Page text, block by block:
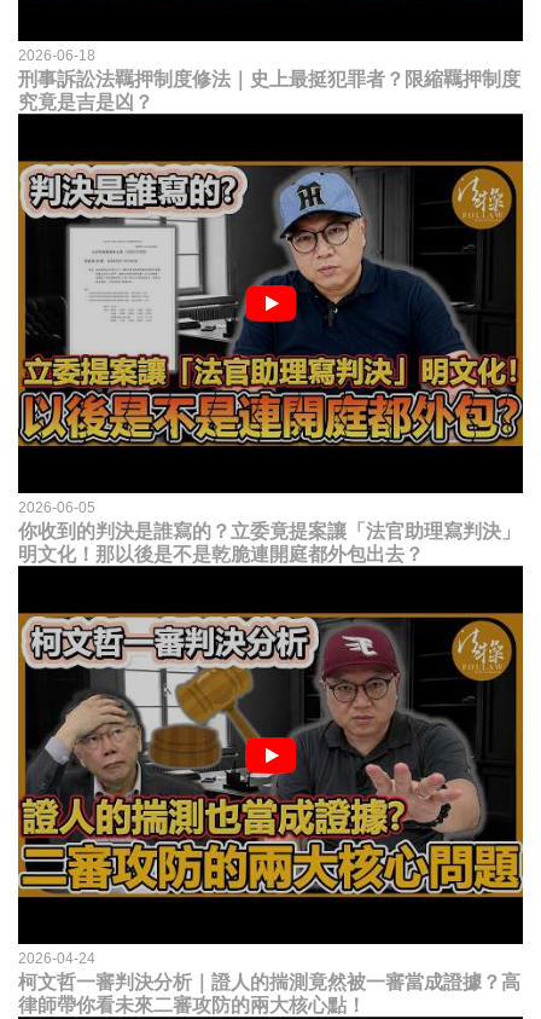
2026-06-18
刑事訴訟法羈押制度修法｜史上最挺犯罪者？限縮羈押制度
究竟是吉是凶？
2026-06-05
你收到的判決是誰寫的？立委竟提案讓「法官助理寫判決」
明文化！那以後是不是乾脆連開庭都外包出去？
2026-04-24
柯文哲一審判決分析｜證人的揣測竟然被一審當成證據？高
律師帶你看未來二審攻防的兩大核心點！